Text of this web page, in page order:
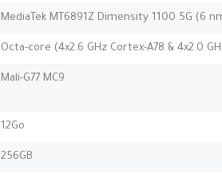
MediaTek MT6891Z Dimensity 1100 5G (6
Octa-core (4x2.6 GHz Cortex-A78 & 4x2.0
Mali-G77 MC9
12Go
256GB